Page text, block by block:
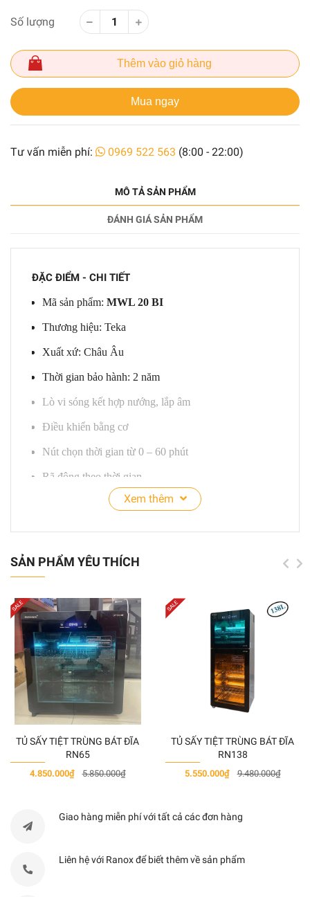
Số lượng
Thêm vào giỏ hàng
Mua ngay
Tư vấn miễn phí: 0969 522 563 (8:00 - 22:00)
MÔ TẢ SẢN PHẨM
ĐÁNH GIÁ SẢN PHẨM
ĐẶC ĐIỂM - CHI TIẾT
Mã sản phẩm: MWL 20 BI
Thương hiệu: Teka
Xuất xứ: Châu Âu
Thời gian bảo hành: 2 năm
Lò vi sóng kết hợp nướng, lắp âm
Điều khiển bằng cơ
Nút chọn thời gian từ 0 – 60 phút
Rã đông theo thời gian
Đĩa xoay có đường kính 24cm
THÔNG SỐ KỸ THUẬT
Loại sản phẩm
Chất liệu,màu sắc
Nguồn điện sử dụng (V)
Công suất nướng (W)
Xem thêm
SẢN PHẨM YÊU THÍCH
TỦ SẤY TIỆT TRÙNG BÁT ĐĨA
RN65
4.850.000₫ 5.850.000₫
TỦ SẤY TIỆT TRÙNG BÁT ĐĨA
RN138
5.550.000₫ 9.480.000₫
Giao hàng miễn phí với tất cả các đơn hàng
Liên hệ với Ranox để biết thêm về sản phẩm